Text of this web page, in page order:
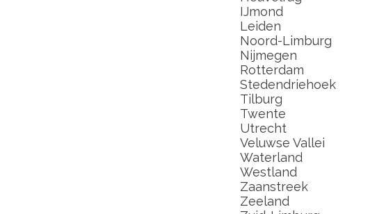
IJmond
Leiden
Noord-Limburg
Nijmegen
Rotterdam
Stedendriehoek
Tilburg
Twente
Utrecht
Veluwse Vallei
Waterland
Westland
Zaanstreek
Zeeland